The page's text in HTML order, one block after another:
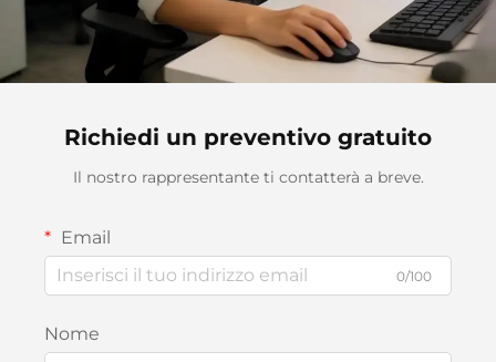
Richiedi un preventivo gratuito
Il nostro rappresentante ti contatterà a breve.
Email
0/100
Nome